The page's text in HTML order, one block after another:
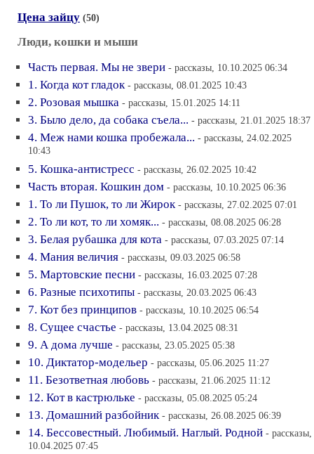
Цена зайцу (50)
Люди, кошки и мыши
Часть первая. Мы не звери - рассказы, 10.10.2025 06:34
1. Когда кот гладок - рассказы, 08.01.2025 10:43
2. Розовая мышка - рассказы, 15.01.2025 14:11
3. Было дело, да собака съела... - рассказы, 21.01.2025 18:37
4. Меж нами кошка пробежала... - рассказы, 24.02.2025
10:43
5. Кошка-антистресс - рассказы, 26.02.2025 10:42
Часть вторая. Кошкин дом - рассказы, 10.10.2025 06:36
1. То ли Пушок, то ли Жирок - рассказы, 27.02.2025 07:01
2. То ли кот, то ли хомяк... - рассказы, 08.08.2025 06:28
3. Белая рубашка для кота - рассказы, 07.03.2025 07:14
4. Мания величия - рассказы, 09.03.2025 06:58
5. Мартовские песни - рассказы, 16.03.2025 07:28
6. Разные психотипы - рассказы, 20.03.2025 06:43
7. Кот без принципов - рассказы, 10.10.2025 06:54
8. Сущее счастье - рассказы, 13.04.2025 08:31
9. А дома лучше - рассказы, 23.05.2025 05:38
10. Диктатор-модельер - рассказы, 05.06.2025 11:27
11. Безответная любовь - рассказы, 21.06.2025 11:12
12. Кот в кастрюльке - рассказы, 05.08.2025 05:24
13. Домашний разбойник - рассказы, 26.08.2025 06:39
14. Бессовестный. Любимый. Наглый. Родной - рассказы,
10.04.2025 07:45